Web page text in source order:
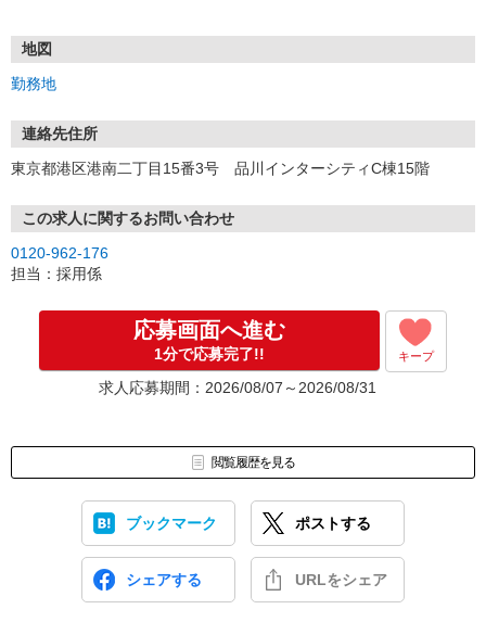
お電話の際は「イーアイデムを見た」と伝えるとスムーズです。
地図
勤務地
連絡先住所
東京都港区港南二丁目15番3号 品川インターシティC棟15階
この求人に関するお問い合わせ
0120-962-176
担当：採用係
応募画面へ進む
1分で応募完了!! キープ
求人応募期間：2026/08/07～2026/08/31
閲覧履歴を見る
ブックマーク ポストする
シェアする URLをシェア